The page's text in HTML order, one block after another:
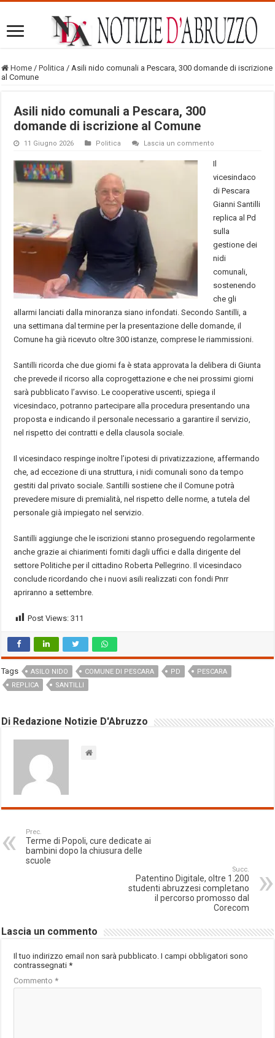
Home / Politica / Asili nido comunali a Pescara, 300 domande di iscrizione
al Comune
Asili nido comunali a Pescara, 300
domande di iscrizione al Comune
11 Giugno 2026 Politica Lascia un commento
Il
vicesindaco
di Pescara
Gianni Santilli
replica al Pd
sulla
gestione dei
nidi
comunali,
sostenendo
che gli
allarmi lanciati dalla minoranza siano infondati. Secondo Santilli, a
una settimana dal termine per la presentazione delle domande, il
Comune ha già ricevuto oltre 300 istanze, comprese le riammissioni.
Santilli ricorda che due giorni fa è stata approvata la delibera di Giunta
che prevede il ricorso alla coprogettazione e che nei prossimi giorni
sarà pubblicato l’avviso. Le cooperative uscenti, spiega il
vicesindaco, potranno partecipare alla procedura presentando una
proposta e indicando il personale necessario a garantire il servizio,
nel rispetto dei contratti e della clausola sociale.
Il vicesindaco respinge inoltre l’ipotesi di privatizzazione, affermando
che, ad eccezione di una struttura, i nidi comunali sono da tempo
gestiti dal privato sociale. Santilli sostiene che il Comune potrà
prevedere misure di premialità, nel rispetto delle norme, a tutela del
personale già impiegato nel servizio.
Santilli aggiunge che le iscrizioni stanno proseguendo regolarmente
anche grazie ai chiarimenti forniti dagli uffici e dalla dirigente del
settore Politiche per il cittadino Roberta Pellegrino. Il vicesindaco
conclude ricordando che i nuovi asili realizzati con fondi Pnrr
apriranno a settembre.
Post Views: 311
Tags ASILO NIDO COMUNE DI PESCARA PD
PESCARA
REPLICA
SANTILLI
Di Redazione Notizie D'Abruzzo
Prec.
Terme di Popoli, cure dedicate ai
bambini dopo la chiusura delle
scuole
Succ.
Patentino Digitale, oltre 1.200
studenti abruzzesi completano
il percorso promosso dal
Corecom
Lascia un commento
Il tuo indirizzo email non sarà pubblicato. I campi obbligatori sono
contrassegnati*
Commento*